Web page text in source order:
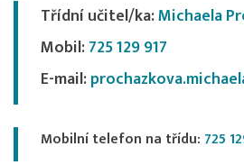
Třídní učitel/ka:Michaela
Mobil:725 129 917
E-mail:
Mobilní telefon na třídu: 725